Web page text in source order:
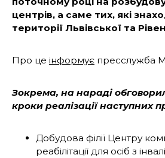
центрів, а саме тих, які
території Львівської та
Про це інформує пресслужба
Зокрема, на нараді
кроки реалізації наступних
Добудова філії Центру
реабілітації для осіб з